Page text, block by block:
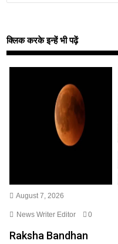
क्लिक करके इन्हें भी पढ़ें
August 7, 2026
News Writer Editor 0
Raksha Bandhan